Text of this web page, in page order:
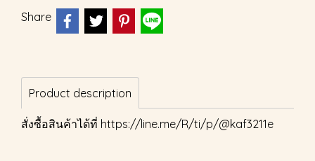
Share
Product description
สั่งซื้อสินค้าได้ที่ https://line.me/R/ti/p/@kaf3211e